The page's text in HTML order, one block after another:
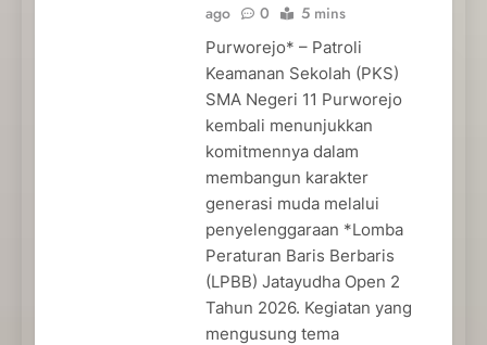
ago
0 5 mins
Purworejo* – Patroli
Keamanan Sekolah (PKS)
SMA Negeri 11 Purworejo
kembali menunjukkan
komitmennya dalam
membangun karakter
generasi muda melalui
penyelenggaraan *Lomba
Peraturan Baris Berbaris
(LPBB) Jatayudha Open 2
Tahun 2026. Kegiatan yang
mengusung tema